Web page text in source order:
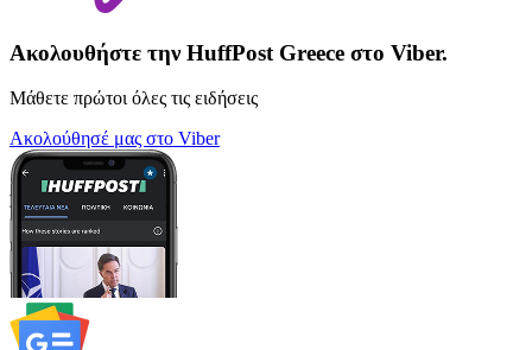
Ακολουθήστε την HuffPost Greece στο Viber.
Μάθετε πρώτοι όλες τις ειδήσεις
Ακολούθησέ μας στο Viber